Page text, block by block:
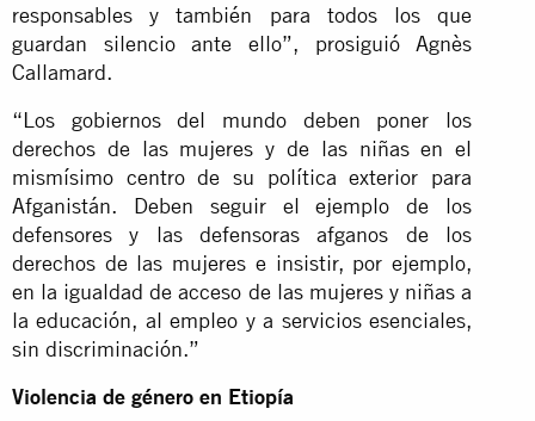
responsables y también para todos los que
guardan silencio ante ello”, prosiguió Agnès
Callamard.
“Los gobiernos del mundo deben poner los
derechos de las mujeres y de las niñas en el
mismísimo centro de su política exterior para
Afganistán. Deben seguir el ejemplo de los
defensores y las defensoras afganos de los
derechos de las mujeres e insistir, por ejemplo,
en la igualdad de acceso de las mujeres y niñas a
la educación, al empleo y a servicios esenciales,
sin discriminación.”
Violencia de género en Etiopía